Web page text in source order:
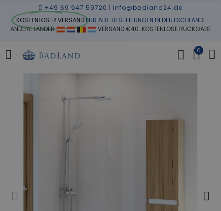
+49 69 947 59720 | info@badland24.de
KOSTENLOSER VERSANDFÜR ALLE BESTELLUNGEN IN DEUTSCHLAND!
ANDERE LÄNDER
VERSAND €40. KOSTENLOSE RÜCKGABE
0